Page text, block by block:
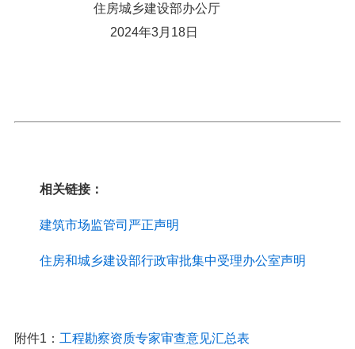
住房城乡建设部办公厅
2024年3月18日
相关链接：
建筑市场监管司严正声明
住房和城乡建设部行政审批集中受理办公室声明
附件1： 工程勘察资质专家审查意见汇总表